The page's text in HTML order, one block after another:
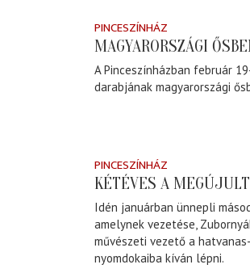
PINCESZÍNHÁZ
MAGYARORSZÁGI
A Pinceszínházban február
darabjának magyarországi
PINCESZÍNHÁZ
KÉTÉVES A
Idén januárban ünnepli
amelynek vezetése,
művészeti vezető a
nyomdokaiba kíván lépni.